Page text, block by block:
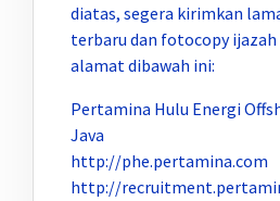
diatas, segera kirimkan
terbaru dan fotocopy
alamat dibawah ini:
Pertamina Hulu Energi
Java
http://phe.pertamina.com
http://